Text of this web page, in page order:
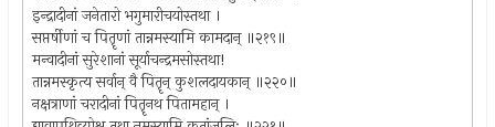
इन्द्रादीनां जनेतारो भगुमारीचयोस्तथा ।
सप्तर्षीणां च पितॄणां तान्नमस्यामि कामदान् ॥२१९॥
मन्वादीनां सुरेशानां सूर्याचन्द्रमसोस्तथा!
तान्नमस्कृत्य सर्वान् वै पितॄन् कुशलदायकान् ॥२२०॥
नक्षत्राणां चरादीनां पितॄनथ पितामहान् ।